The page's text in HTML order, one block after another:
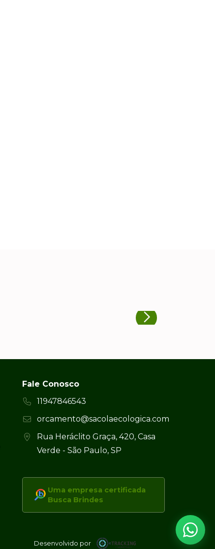
Fale Conosco
11947846543
orcamento@sacolaecologica.com
Rua Heráclito Graça, 420, Casa
Verde - São Paulo, SP
Uma empresa certificada
Busca Brindes
Desenvolvido por